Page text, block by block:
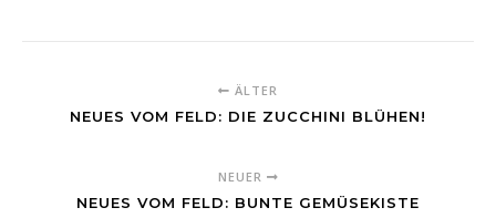
ÄLTER
NEUES VOM FELD: DIE ZUCCHINI BLÜHEN!
NEUER
NEUES VOM FELD: BUNTE GEMÜSEKISTE